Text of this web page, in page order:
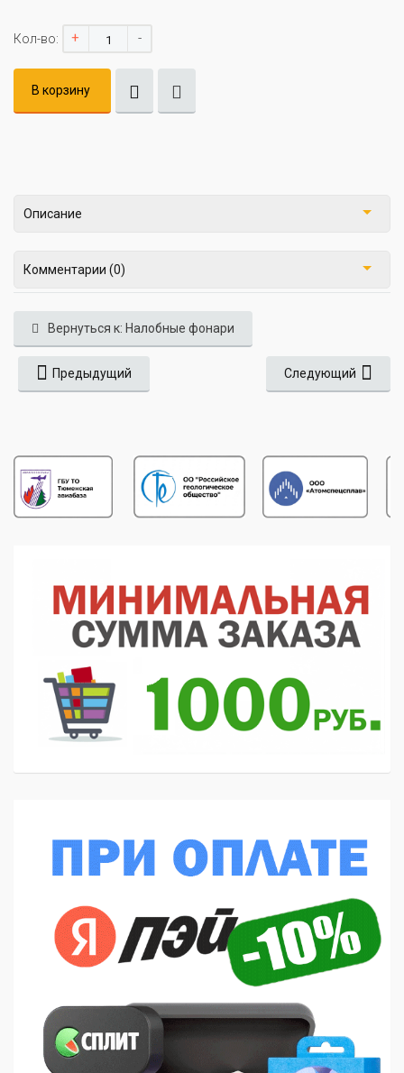
Кол-во: + -
В корзину
Описание
Комментарии (0)
Вернуться к: Налобные фонари
Предыдущий Следующий